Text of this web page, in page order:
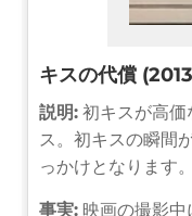
キスの代償
説明: 初キスが高価
ス。初キスの瞬間
っかけとなります。
事実: 映画の撮影中